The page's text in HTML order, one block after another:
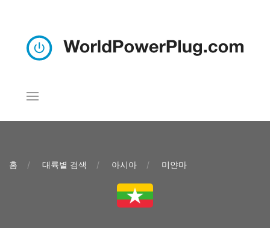
홈 대륙별 검색 아시아 미얀마